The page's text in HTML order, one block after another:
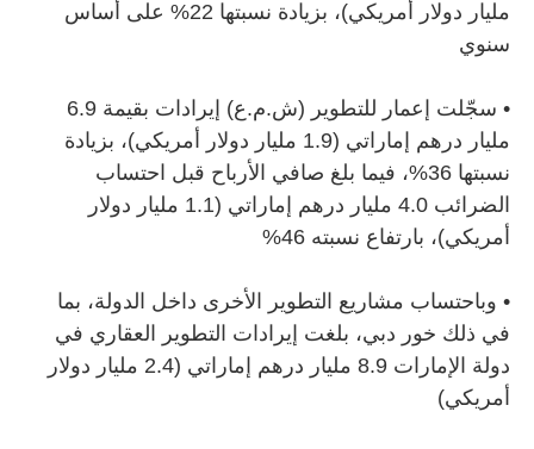
مليار دولار أمريكي)، بزيادة نسبتها 22% على أساس
سنوي
•
سجّلت إعمار للتطوير (ش.م.ع) إيرادات بقيمة 6.9
مليار درهم إماراتي (1.9 مليار دولار أمريكي)، بزيادة
نسبتها 36%، فيما بلغ صافي الأرباح قبل احتساب
الضرائب 4.0 مليار درهم إماراتي (1.1 مليار دولار
أمريكي)، بارتفاع نسبته 46%
• وباحتساب مشاريع التطوير الأخرى داخل الدولة، بما
في ذلك خور دبي، بلغت إيرادات التطوير العقاري في
دولة الإمارات 8.9 مليار درهم إماراتي (2.4 مليار دولار
أمريكي)